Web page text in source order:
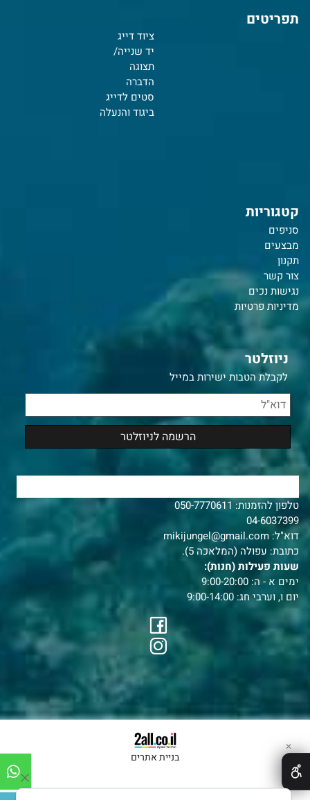
תפריטים
ציוד דייג
יד שנייה/
תצוגה
הדברה
סטים לדייג
ביגוד והנעלה
קטגוריות
סניפים
מבצעים
תקנון
צור קשר
נגישות נכים
מדיניות פרטיות
ניוזלטר
לקבלת הטבות ישירות במייל
טלפון להזמנות:050-7770611
04-6037399
דוא"ל: mikijungel@gmail.com
כתובת: עפולה (המלאכה 5).
שעות פעילות (חנות):
ימים א - ה: 9:00-20:00
יום ו, וערבי חג: 9:00-14:00
בניית אתרים
✕